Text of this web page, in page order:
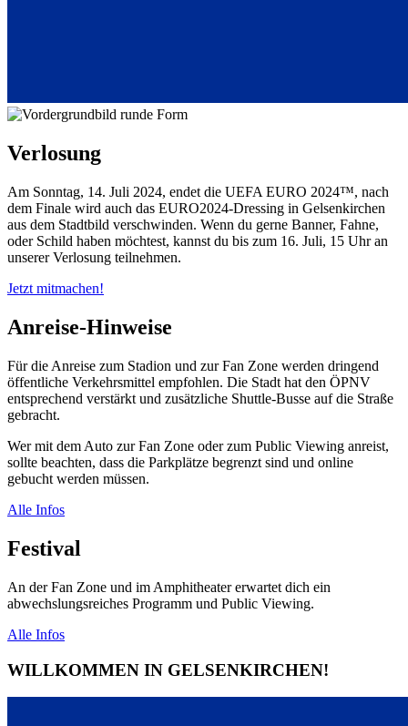
Verlosung
Am Sonntag, 14. Juli 2024, endet die UEFA EURO 2024™, nach
dem Finale wird auch das EURO2024-Dressing in Gelsenkirchen
aus dem Stadtbild verschwinden. Wenn du gerne Banner, Fahne,
oder Schild haben möchtest, kannst du bis zum 16. Juli, 15 Uhr an
unserer Verlosung teilnehmen.
Jetzt mitmachen!
Anreise-Hinweise
Für die Anreise zum Stadion und zur Fan Zone werden dringend
öffentliche Verkehrsmittel empfohlen. Die Stadt hat den ÖPNV
entsprechend verstärkt und zusätzliche Shuttle-Busse auf die Straße
gebracht.
Wer mit dem Auto zur Fan Zone oder zum Public Viewing anreist,
sollte beachten, dass die Parkplätze begrenzt sind und online
gebucht werden müssen.
Alle Infos
Festival
An der Fan Zone und im Amphitheater erwartet dich ein
abwechslungsreiches Programm und Public Viewing.
Alle Infos
WILLKOMMEN IN GELSENKIRCHEN!